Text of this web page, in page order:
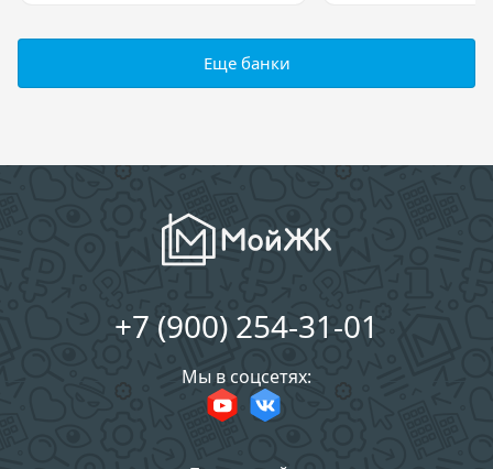
Еще банки
+7 (900) 254-31-01
Мы в соцсетях: